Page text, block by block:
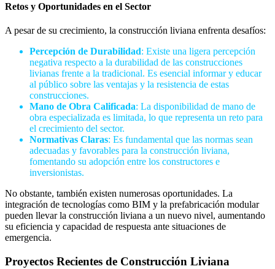
Retos y Oportunidades en el Sector
A pesar de su crecimiento, la construcción liviana enfrenta desafíos:
Percepción de Durabilidad: Existe una ligera percepción
negativa respecto a la durabilidad de las construcciones
livianas frente a la tradicional. Es esencial informar y educar
al público sobre las ventajas y la resistencia de estas
construcciones.
Mano de Obra Calificada: La disponibilidad de mano de
obra especializada es limitada, lo que representa un reto para
el crecimiento del sector.
Normativas Claras: Es fundamental que las normas sean
adecuadas y favorables para la construcción liviana,
fomentando su adopción entre los constructores e
inversionistas.
No obstante, también existen numerosas oportunidades. La
integración de tecnologías como BIM y la prefabricación modular
pueden llevar la construcción liviana a un nuevo nivel, aumentando
su eficiencia y capacidad de respuesta ante situaciones de
emergencia.
Proyectos Recientes de Construcción Liviana